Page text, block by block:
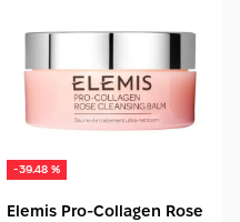
-39.48 %
Elemis Pro-Collagen Rose